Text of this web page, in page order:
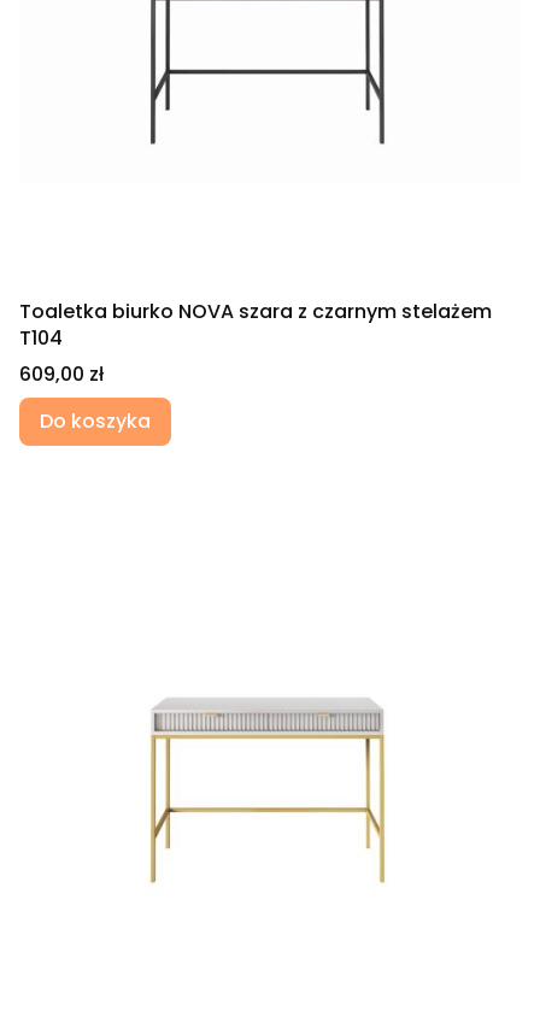
Toaletka biurko NOVA szara z czarnym stelażem
T104
Cena
609,00 zł
Do koszyka